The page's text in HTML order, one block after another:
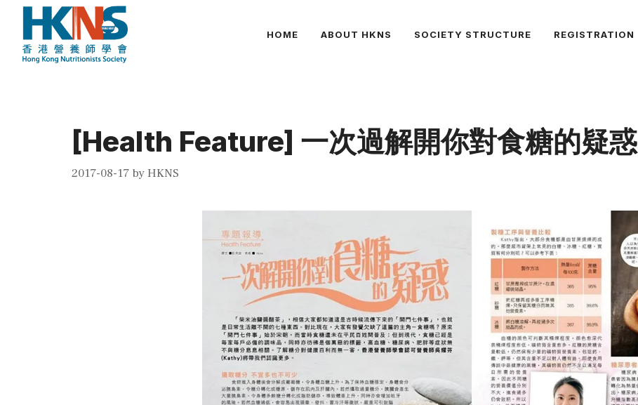
Skip
content
HOME ABOUT HKNS SOCIETY STRUCTURE REGISTRATION
[Health Feature] 一次過解開你對食糖的疑惑
2017-08-17 byHKNS